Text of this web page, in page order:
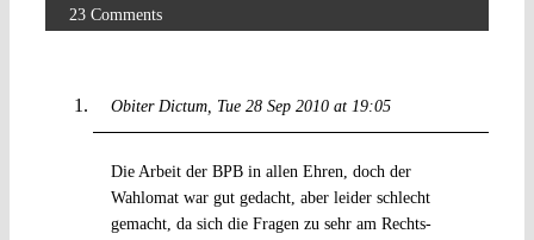
23 Comments
Obiter Dictum Tue 28 Sep 2010 at 19:05
Die Arbeit der BPB in allen Ehren, doch der
Wahlomat war gut gedacht, aber leider schlecht
gemacht, da sich die Fragen zu sehr am Rechts-